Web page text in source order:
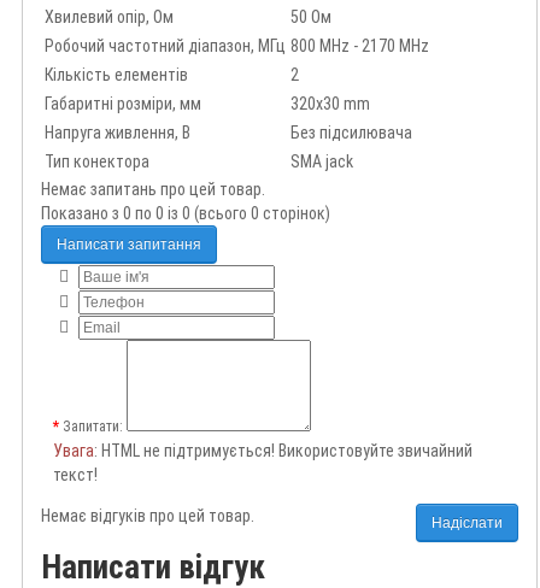
Хвилевий опір, Ом
50 Ом
Робочий частотний діапазон, МГц 800 MHz - 2170 MHz
Кількість елементів
2
Габаритні розміри, мм
320х30 mm
Напруга живлення, В
Без підсилювача
Тип конектора
SMA jack
Немає запитань про цей товар.
Показано з 0 по 0 із 0 (всього 0 сторінок)
Написати запитання
Запитати:
Увага: HTML не підтримується! Використовуйте звичайний
текст!
Надіслати
Немає відгуків про цей товар.
Написати відгук